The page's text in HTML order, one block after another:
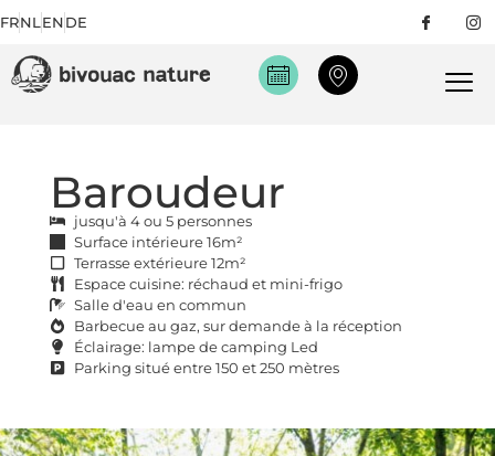
FRNLENDE
Baroudeur
jusqu'à 4 ou 5 personnes
Surface intérieure 16m²
Terrasse extérieure 12m²
Espace cuisine: réchaud et mini-frigo
Salle d'eau en commun
Barbecue au gaz, sur demande à la réception
Éclairage: lampe de camping Led
Parking situé entre 150 et 250 mètres